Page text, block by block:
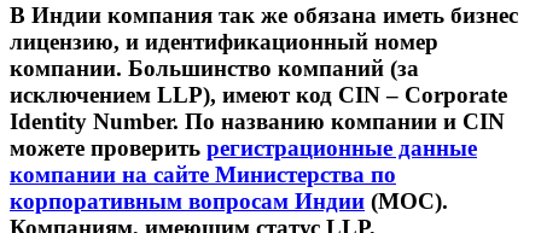
В Индии компания так же обязана иметь бизнес
лицензию, и идентификационный номер
компании. Большинство компаний (за
исключением LLP), имеют код CIN – Corporate
Identity Number. По названию компании и CIN
можете проверить регистрационные данные
компании на сайте Министерства по
корпоративным вопросам Индии (MOC).
Компаниям, имеющим статус LLP,